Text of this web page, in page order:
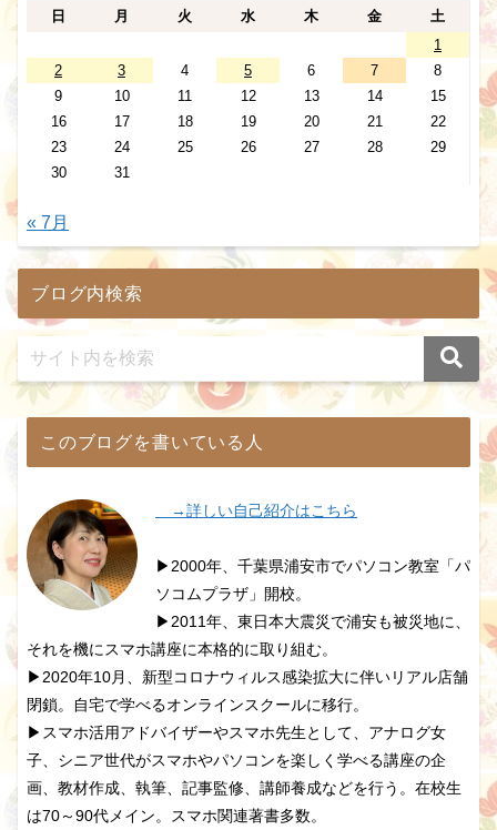
日 月 火 水 木 金
土
1
2
3 4 5 6 7
8
9
10 11 12 13 14
15
16
17 18 19 20 21
22
23
24 25 26 27 28
29
30
31
« 7月
ブログ内検索
このブログを書いている人
→詳しい自己紹介はこちら
▶2000年、千葉県浦安市でパソコン教室「パ
ソコムプラザ」開校。
▶2011年、東日本大震災で浦安も被災地に、
それを機にスマホ講座に本格的に取り組む。
▶2020年10月、新型コロナウィルス感染拡大に伴いリアル店舗
閉鎖。自宅で学べるオンラインスクールに移行。
▶スマホ活用アドバイザーやスマホ先生として、アナログ女
子、シニア世代がスマホやパソコンを楽しく学べる講座の企
画、教材作成、執筆、記事監修、講師養成などを行う。在校生
は70～90代メイン。スマホ関連著書多数。